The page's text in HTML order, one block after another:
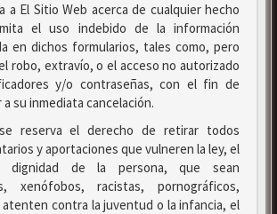
a El Sitio Web acerca de cualquier hecho
el uso indebido de la información
en dichos formularios, tales como, pero
robo, extravío, o el acceso no autorizado
y/o contraseñas, con el fin de
su inmediata cancelación.
reserva el derecho de retirar todos
y aportaciones que vulneren la ley, el
de la persona, que sean
xenófobos, racistas, pornográficos,
atenten contra la juventud o la infancia, el